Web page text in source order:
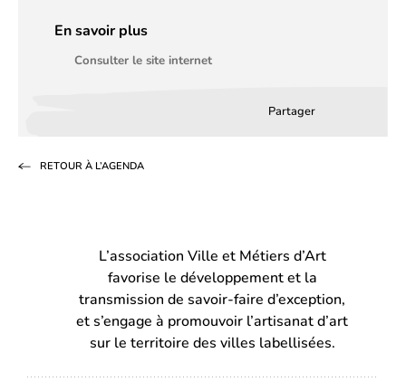
En savoir plus
Consulter le site internet
Partager
un
onglet)onglet)
RETOUR À L’AGENDA
L’association Ville et Métiers d’Art
favorise le développement et la
transmission de savoir-faire d’exception,
et s’engage à promouvoir l’artisanat d’art
sur le territoire des villes labellisées.